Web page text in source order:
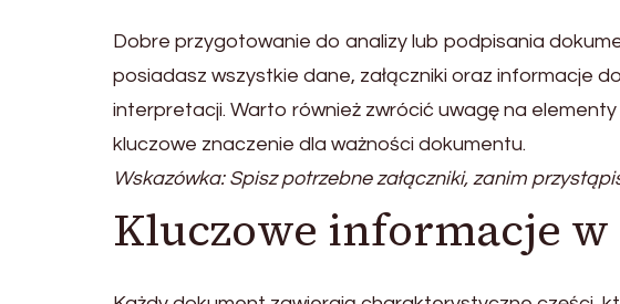
Dobre przygotowanie do analizy lub podpisania
posiadasz wszystkie dane, załączniki oraz informacje
interpretacji. Warto również zwrócić uwagę na
kluczowe znaczenie dla ważności dokumentu.
Wskazówka: Spisz potrzebne załączniki, zanim
Kluczowe informacje